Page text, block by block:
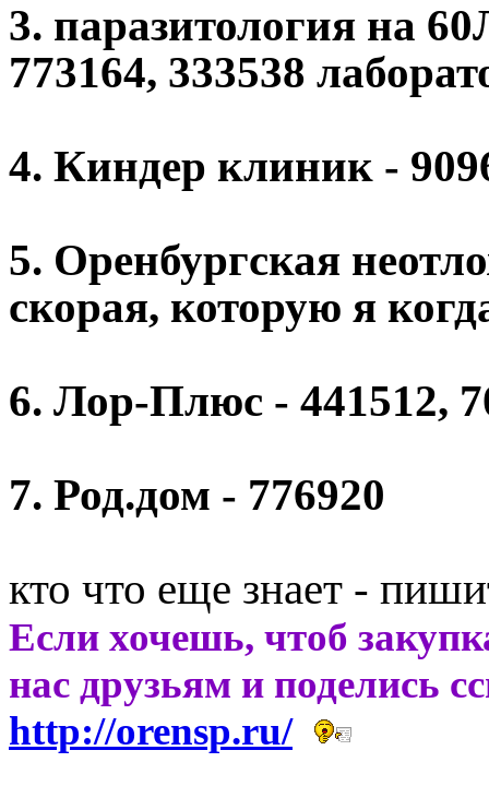
3. паразитология на
773164, 333538
4. Киндер клиник -
5. Оренбургская
скорая, которую я
6. Лор-Плюс - 441512,
7. Род.дом - 776920
кто что еще знает -
Если хочешь, чтоб
нас друзьям и поделись
http://orensp.ru/